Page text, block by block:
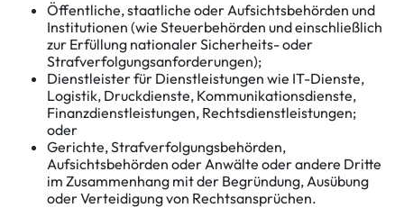
Öffentliche, staatliche oder Aufsichtsbehörden und
Institutionen (wie Steuerbehörden und einschließlich
zur Erfüllung nationaler Sicherheits- oder
Strafverfolgungsanforderungen);
Dienstleister für Dienstleistungen wie IT-Dienste,
Logistik, Druckdienste, Kommunikationsdienste,
Finanzdienstleistungen, Rechtsdienstleistungen;
oder
Gerichte, Strafverfolgungsbehörden,
Aufsichtsbehörden oder Anwälte oder andere Dritte
im Zusammenhang mit der Begründung, Ausübung
oder Verteidigung von Rechtsansprüchen.